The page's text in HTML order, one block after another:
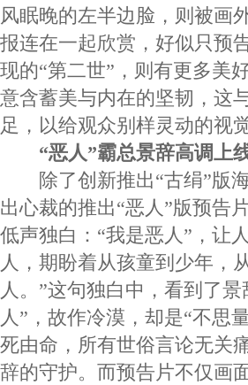
风眠晚的左半边脸，则被画
报连在一起欣赏，好似只预
现的“第二世”，则有更多美
意含蓄美与内在的坚韧，这
足，以给观众别样灵动的视
“恶人”霸总景辞高调上
除了创新推出“古绢”版海
出心裁的推出“恶人”版预告
低声独白：“我是恶人”，让
人，期盼着从孩童到少年，
人。”这句独白中，看到了
人”，故作冷漠，却是“不思
死由命，所有世俗言论无关
辞的守护。而预告片不仅画